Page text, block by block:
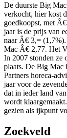
De duurste Big
verkocht, hier kost
goedkoopst, met
jaar is de prijs van
naar Â€ 3,=
Mac Â€ 2,77. Het
In 2007 stonden ze
plaats. De Big Mac
Partners horeca-
jaar voor de
dat in ieder land
wordt
gezien als ijkpunt
Zoekveld